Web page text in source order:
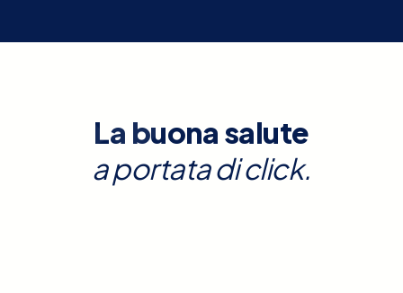
La buona salute
a portata di click.